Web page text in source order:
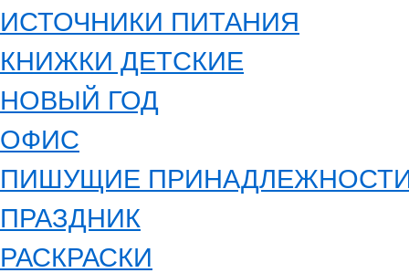
ИСТОЧНИКИ ПИТАНИЯ
КНИЖКИ ДЕТСКИЕ
НОВЫЙ ГОД
ОФИС
ПИШУЩИЕ
ПРАЗДНИК
РАСКРАСКИ